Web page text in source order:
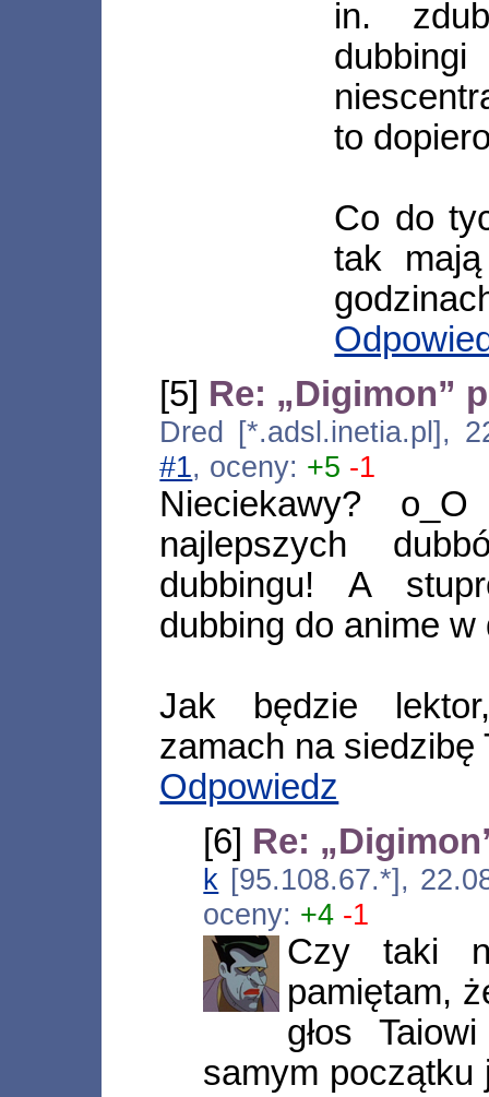
in.
to
Co do
tak
[5] Re: „Digimon”
Dred [*.adsl.inetia.pl],
#1, oceny: +5 -1
Nieciekawy?
najlepszych
dubbingu! A
dubbing do anime w
Jak będzie
zamach na siedzibę
Odpowiedz
[6] Re:
k [95.108.67.*],
oceny: +4 -1
Czy taki
pamiętam,
głos
samym początku